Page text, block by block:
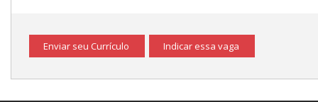
Enviar seu Currículo Indicar essa vaga